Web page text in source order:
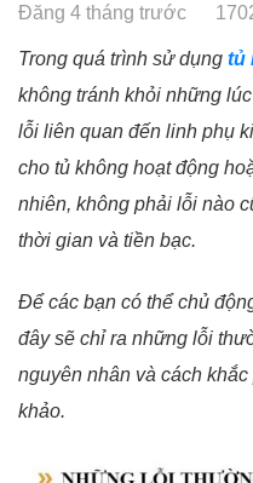
Đăng 4 tháng trước
Trong quá trình sử dụng tủ
không tránh khỏi những
lỗi liên quan đến linh phụ
cho tủ không hoạt động
nhiên, không phải lỗi nào
thời gian và tiền bạc.
Để các bạn có thể chủ
đây sẽ chỉ ra những lỗi
nguyên nhân và cách
khảo.